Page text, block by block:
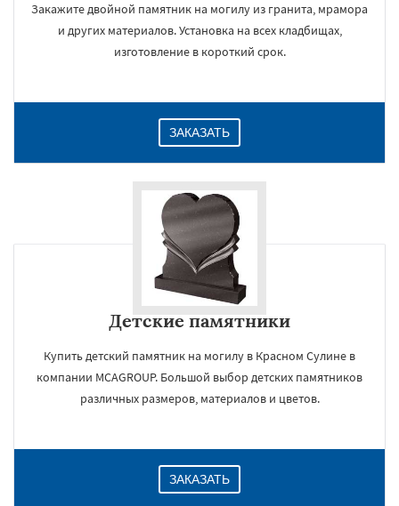
Закажите двойной памятник на могилу из гранита, мрамора
и других материалов. Установка на всех кладбищах,
изготовление в короткий срок.
ЗАКАЗАТЬ
Детские памятники
Купить детский памятник на могилу в Красном Сулине в
компании MCAGROUP. Большой выбор детских памятников
различных размеров, материалов и цветов.
ЗАКАЗАТЬ